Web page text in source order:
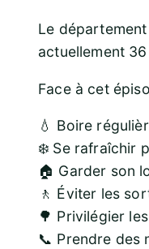
Le
actuellement
Face à cet
💧 Boire
❄️ Se rafraîchir
🏠 Garder son
🚶 Éviter les
🌳 Privilégier
📞 Prendre des